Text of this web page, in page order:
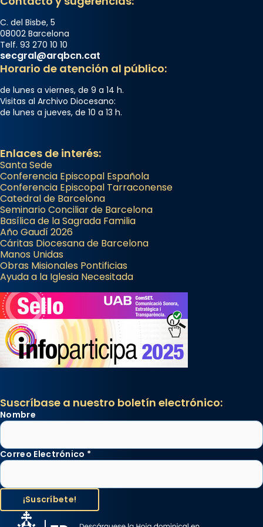
C. del Bisbe, 5
08002 Barcelona
Telf. 93 270 10 10
secgral@arqbcn.cat
Horario de atención al público:
de lunes a viernes, de 9 a 14 h.
Visitas al Archivo Diocesano:
de lunes a jueves, de 10 a 13 h.
Enlaces de interés:
Santa Sede
Conferencia Episcopal Española
Conferencia Episcopal Tarraconense
Catedral de Barcelona
Seminario Conciliar de Barcelona
Basílica de la Sagrada Familia
Año Gaudí 2026
Cáritas Diocesana de Barcelona
Manos Unidas
Obras Misionales Pontificias
Ayuda a la Iglesia Necesitada
Suscríbase a nuestro boletín electrónico:
Nombre
Correo Electrónico *